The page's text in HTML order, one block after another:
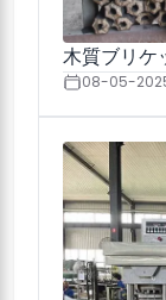
木質ブリケ
08-05-